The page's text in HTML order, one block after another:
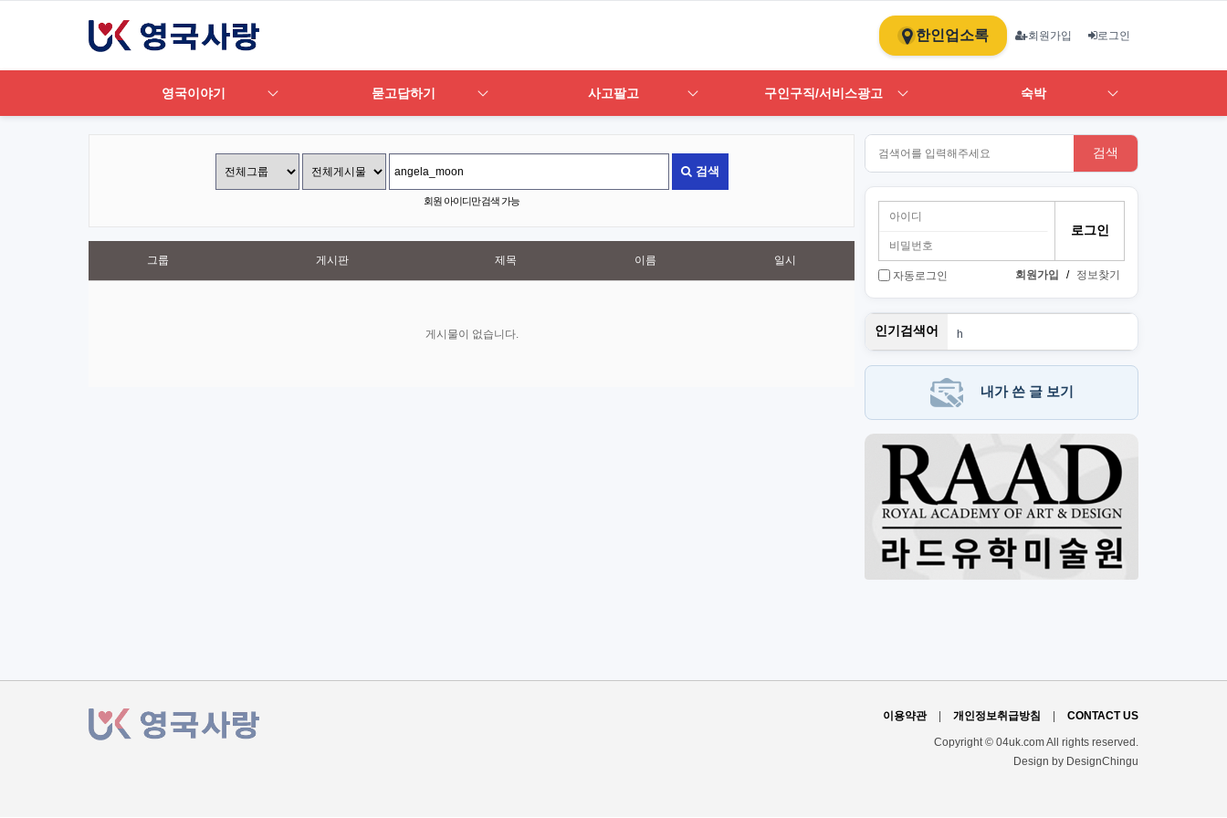
한인업소록 회원가입 로그인
영국이야기 묻고답하기 사고팔고 구인구직/서비스광고 숙박
검색
회원 아이디만 검색 가능
그룹 게시판 제목 이름 일시
게시물이 없습니다.
검색
자동로그인 회원가입 / 정보찾기
인기검색어
h
1
PT
단기
내가 쓴 글 보기
이용약관 | 개인정보취급방침 | CONTACT US
Copyright © 04uk.com All rights reserved.
Design by DesignChingu